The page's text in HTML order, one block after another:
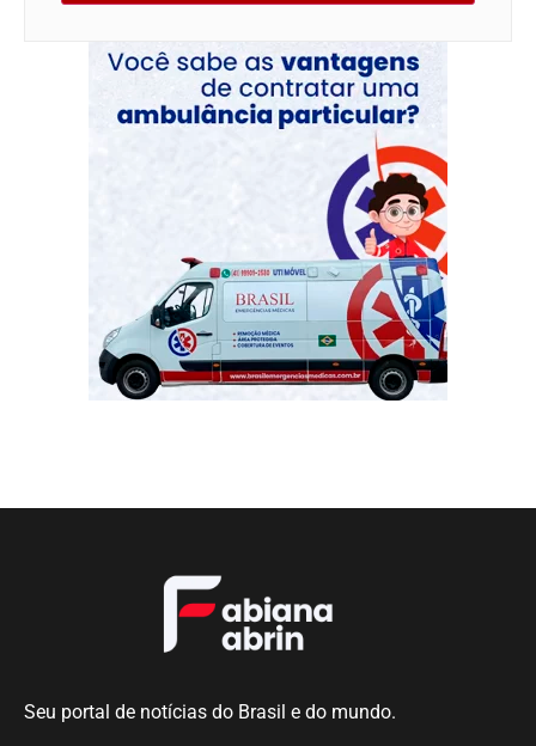
Seu portal de notícias do Brasil e do mundo.